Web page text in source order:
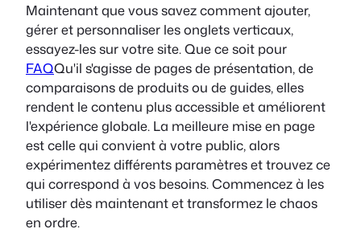
Maintenant que vous savez comment ajouter,
gérer et personnaliser les onglets verticaux,
essayez-les sur votre site. Que ce soit pour
FAQQu'il s'agisse de pages de présentation, de
comparaisons de produits ou de guides, elles
rendent le contenu plus accessible et améliorent
l'expérience globale. La meilleure mise en page
est celle qui convient à votre public, alors
expérimentez différents paramètres et trouvez ce
qui correspond à vos besoins. Commencez à les
utiliser dès maintenant et transformez le chaos
en ordre.